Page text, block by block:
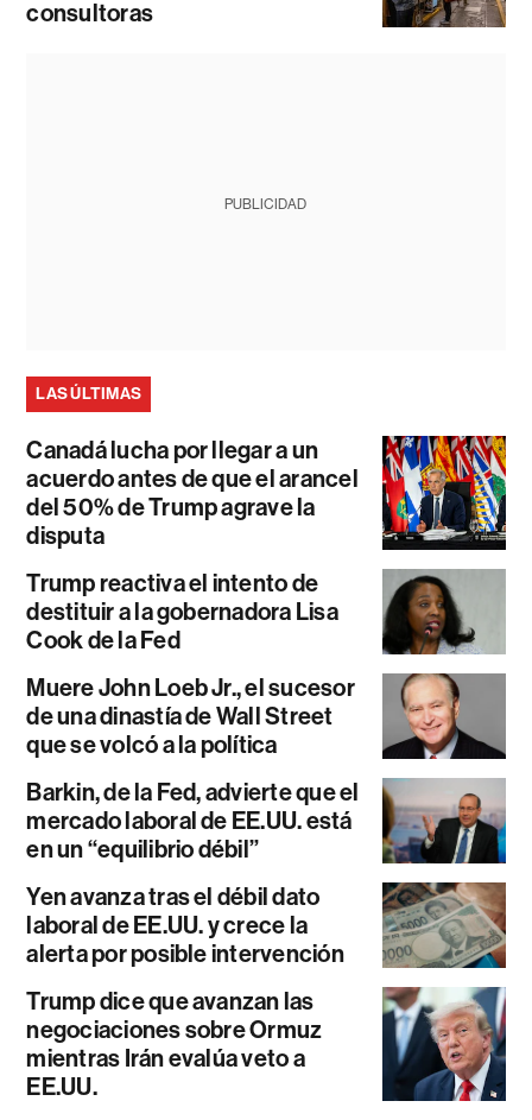
consultoras
PUBLICIDAD
LAS ÚLTIMAS
Canadá lucha por llegar a un
acuerdo antes de que el arancel
del 50% de Trump agrave la
disputa
Trump reactiva el intento de
destituir a la gobernadora Lisa
Cook de la Fed
Muere John Loeb Jr., el sucesor
de una dinastía de Wall Street
que se volcó a la política
Barkin, de la Fed, advierte que el
mercado laboral de EE.UU. está
en un “equilibrio débil”
Yen avanza tras el débil dato
laboral de EE.UU. y crece la
alerta por posible intervención
Trump dice que avanzan las
negociaciones sobre Ormuz
mientras Irán evalúa veto a
EE.UU.